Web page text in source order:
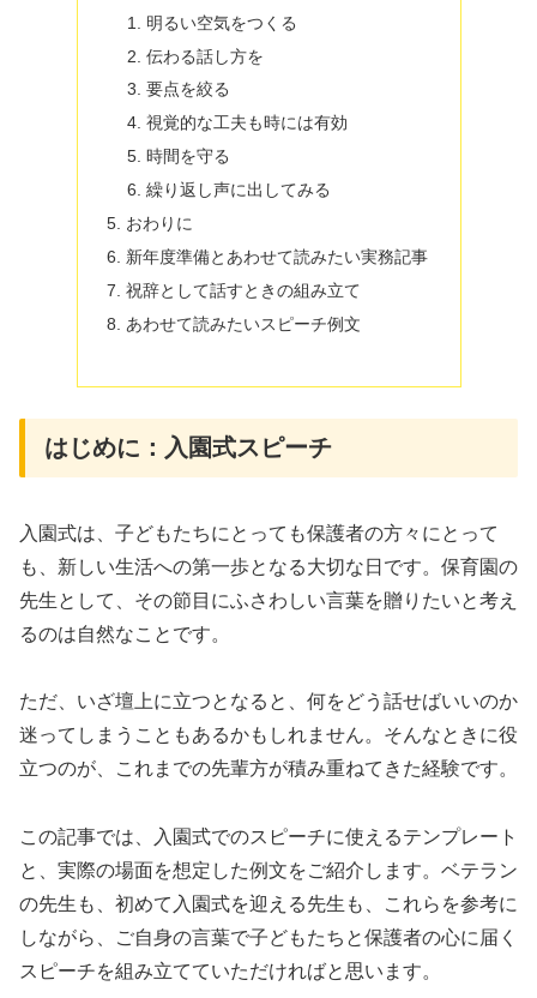
明るい空気をつくる
伝わる話し方を
要点を絞る
視覚的な工夫も時には有効
時間を守る
繰り返し声に出してみる
おわりに
新年度準備とあわせて読みたい実務記事
祝辞として話すときの組み立て
あわせて読みたいスピーチ例文
はじめに：入園式スピーチ
入園式は、子どもたちにとっても保護者の方々にとって
も、新しい生活への第一歩となる大切な日です。保育園の
先生として、その節目にふさわしい言葉を贈りたいと考え
るのは自然なことです。
ただ、いざ壇上に立つとなると、何をどう話せばいいのか
迷ってしまうこともあるかもしれません。そんなときに役
立つのが、これまでの先輩方が積み重ねてきた経験です。
この記事では、入園式でのスピーチに使えるテンプレート
と、実際の場面を想定した例文をご紹介します。ベテラン
の先生も、初めて入園式を迎える先生も、これらを参考に
しながら、ご自身の言葉で子どもたちと保護者の心に届く
スピーチを組み立てていただければと思います。